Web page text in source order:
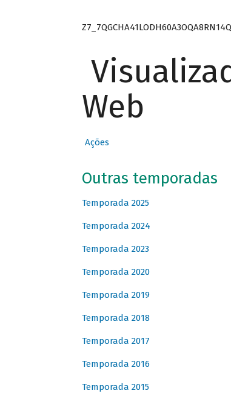
Web
Ações
Outras temporadas
Temporada 2025
Temporada 2024
Temporada 2023
Temporada 2020
Temporada 2019
Temporada 2018
Temporada 2017
Temporada 2016
Temporada 2015